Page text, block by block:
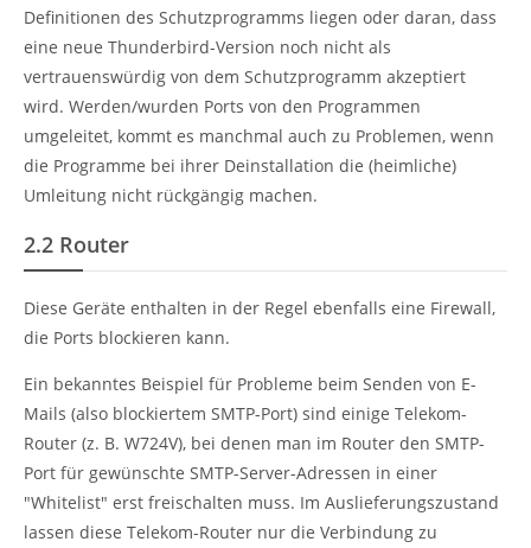
Definitionen des Schutzprogramms liegen oder daran, dass
eine neue Thunderbird-Version noch nicht als
vertrauenswürdig von dem Schutzprogramm akzeptiert
wird. Werden/wurden Ports von den Programmen
umgeleitet, kommt es manchmal auch zu Problemen, wenn
die Programme bei ihrer Deinstallation die (heimliche)
Umleitung nicht rückgängig machen.
2.2 Router
Diese Geräte enthalten in der Regel ebenfalls eine Firewall,
die Ports blockieren kann.
Ein bekanntes Beispiel für Probleme beim Senden von E-
Mails (also blockiertem SMTP-Port) sind einige Telekom-
Router (z. B. W724V), bei denen man im Router den SMTP-
Port für gewünschte SMTP-Server-Adressen in einer
"Whitelist" erst freischalten muss. Im Auslieferungszustand
lassen diese Telekom-Router nur die Verbindung zu